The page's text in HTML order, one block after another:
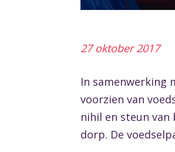
27 oktober 2017
In samenwerking
voorzien van
nihil en steun van
dorp. De